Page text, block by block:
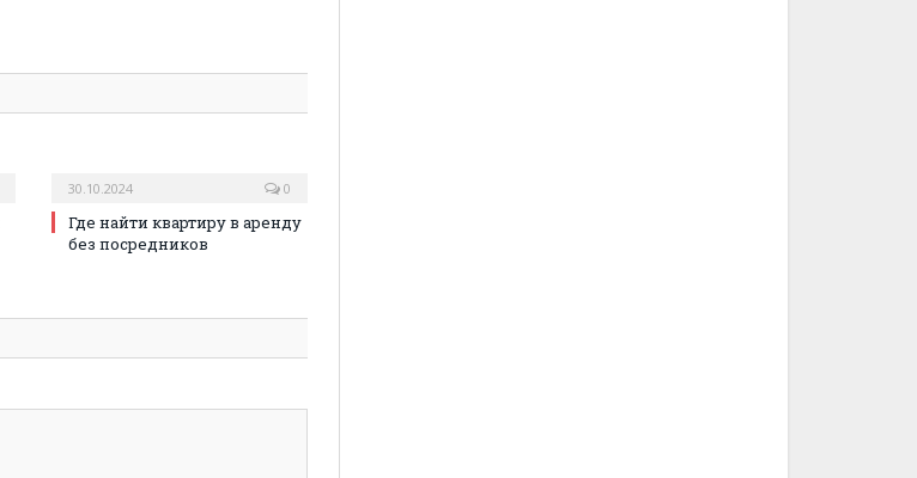
30.10.2024 0
Где найти квартиру в аренду
без посредников